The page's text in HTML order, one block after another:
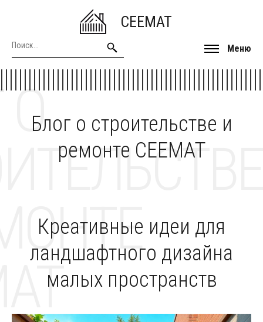
CEEMAT
Меню
Блог о строительстве и
ремонте CEEMAT
О
Креативные идеи для
ландшафтного дизайна
малых пространств